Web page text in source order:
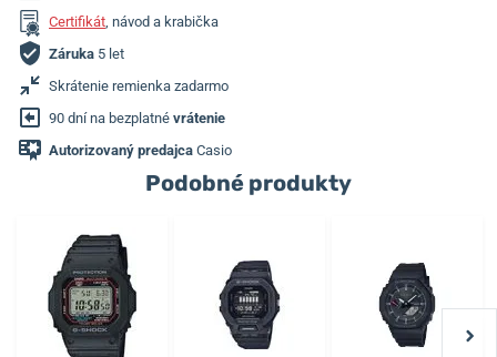
Certifikát, návod a krabička
Záruka 5 let
Skrátenie remienka zadarmo
90 dní na bezplatné vrátenie
Autorizovaný predajca Casio
Podobné produkty